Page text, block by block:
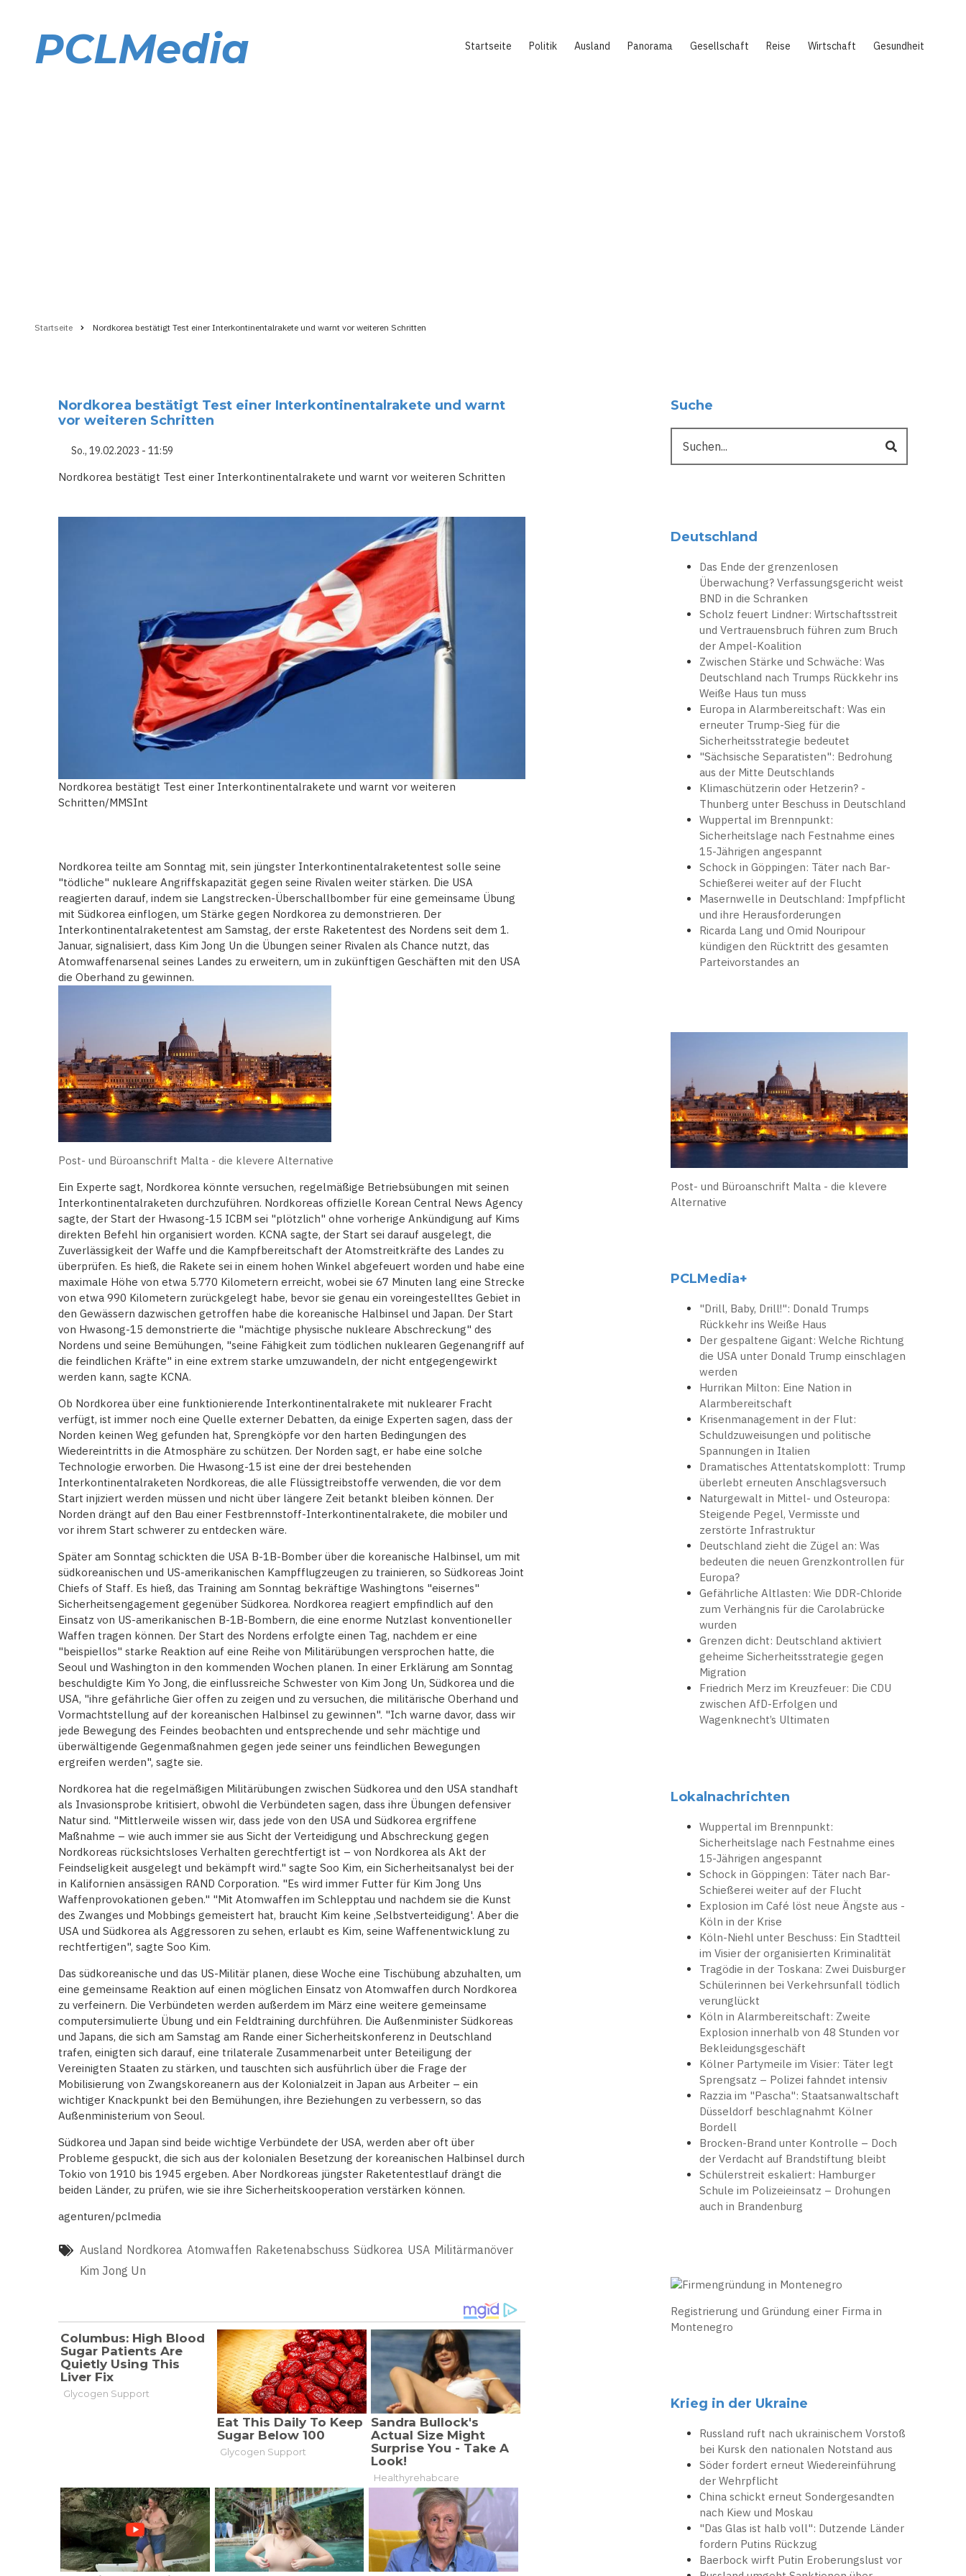
PCLMedia Startseite Politik Ausland Panorama Gesellschaft Reise Wirtschaft Gesundheit
Startseite Nordkorea bestätigt Test einer Interkontinentalrakete und warnt vor weiteren Schritten
Nordkorea bestätigt Test einer Interkontinentalrakete und warnt
vor weiteren Schritten
So., 19.02.2023 - 11:59
Nordkorea bestätigt Test einer Interkontinentalrakete und warnt vor weiteren Schritten
Nordkorea bestätigt Test einer Interkontinentalrakete und warnt vor weiteren
Schritten/MMSInt
Nordkorea teilte am Sonntag mit, sein jüngster Interkontinentalraketentest solle seine
"tödliche" nukleare Angriffskapazität gegen seine Rivalen weiter stärken. Die USA
reagierten darauf, indem sie Langstrecken-Überschallbomber für eine gemeinsame Übung
mit Südkorea einflogen, um Stärke gegen Nordkorea zu demonstrieren. Der
Interkontinentalraketentest am Samstag, der erste Raketentest des Nordens seit dem 1.
Januar, signalisiert, dass Kim Jong Un die Übungen seiner Rivalen als Chance nutzt, das
Atomwaffenarsenal seines Landes zu erweitern, um in zukünftigen Geschäften mit den USA
die Oberhand zu gewinnen.
Post- und Büroanschrift Malta - die klevere Alternative
Ein Experte sagt, Nordkorea könnte versuchen, regelmäßige Betriebsübungen mit seinen
Interkontinentalraketen durchzuführen. Nordkoreas offizielle Korean Central News Agency
sagte, der Start der Hwasong-15 ICBM sei "plötzlich" ohne vorherige Ankündigung auf Kims
direkten Befehl hin organisiert worden. KCNA sagte, der Start sei darauf ausgelegt, die
Zuverlässigkeit der Waffe und die Kampfbereitschaft der Atomstreitkräfte des Landes zu
überprüfen. Es hieß, die Rakete sei in einem hohen Winkel abgefeuert worden und habe eine
maximale Höhe von etwa 5.770 Kilometern erreicht, wobei sie 67 Minuten lang eine Strecke
von etwa 990 Kilometern zurückgelegt habe, bevor sie genau ein voreingestelltes Gebiet in
den Gewässern dazwischen getroffen habe die koreanische Halbinsel und Japan. Der Start
von Hwasong-15 demonstrierte die "mächtige physische nukleare Abschreckung" des
Nordens und seine Bemühungen, "seine Fähigkeit zum tödlichen nuklearen Gegenangriff auf
die feindlichen Kräfte" in eine extrem starke umzuwandeln, der nicht entgegengewirkt
werden kann, sagte KCNA.
Ob Nordkorea über eine funktionierende Interkontinentalrakete mit nuklearer Fracht
verfügt, ist immer noch eine Quelle externer Debatten, da einige Experten sagen, dass der
Norden keinen Weg gefunden hat, Sprengköpfe vor den harten Bedingungen des
Wiedereintritts in die Atmosphäre zu schützen. Der Norden sagt, er habe eine solche
Technologie erworben. Die Hwasong-15 ist eine der drei bestehenden
Interkontinentalraketen Nordkoreas, die alle Flüssigtreibstoffe verwenden, die vor dem
Start injiziert werden müssen und nicht über längere Zeit betankt bleiben können. Der
Norden drängt auf den Bau einer Festbrennstoff-Interkontinentalrakete, die mobiler und
vor ihrem Start schwerer zu entdecken wäre.
Später am Sonntag schickten die USA B-1B-Bomber über die koreanische Halbinsel, um mit
südkoreanischen und US-amerikanischen Kampfflugzeugen zu trainieren, so Südkoreas Joint
Chiefs of Staff. Es hieß, das Training am Sonntag bekräftige Washingtons "eisernes"
Sicherheitsengagement gegenüber Südkorea. Nordkorea reagiert empfindlich auf den
Einsatz von US-amerikanischen B-1B-Bombern, die eine enorme Nutzlast konventioneller
Waffen tragen können. Der Start des Nordens erfolgte einen Tag, nachdem er eine
"beispiellos" starke Reaktion auf eine Reihe von Militärübungen versprochen hatte, die
Seoul und Washington in den kommenden Wochen planen. In einer Erklärung am Sonntag
beschuldigte Kim Yo Jong, die einflussreiche Schwester von Kim Jong Un, Südkorea und die
USA, "ihre gefährliche Gier offen zu zeigen und zu versuchen, die militärische Oberhand und
Vormachtstellung auf der koreanischen Halbinsel zu gewinnen". "Ich warne davor, dass wir
jede Bewegung des Feindes beobachten und entsprechende und sehr mächtige und
überwältigende Gegenmaßnahmen gegen jede seiner uns feindlichen Bewegungen
ergreifen werden", sagte sie.
Nordkorea hat die regelmäßigen Militärübungen zwischen Südkorea und den USA standhaft
als Invasionsprobe kritisiert, obwohl die Verbündeten sagen, dass ihre Übungen defensiver
Natur sind. "Mittlerweile wissen wir, dass jede von den USA und Südkorea ergriffene
Maßnahme – wie auch immer sie aus Sicht der Verteidigung und Abschreckung gegen
Nordkoreas rücksichtsloses Verhalten gerechtfertigt ist – von Nordkorea als Akt der
Feindseligkeit ausgelegt und bekämpft wird." sagte Soo Kim, ein Sicherheitsanalyst bei der
in Kalifornien ansässigen RAND Corporation. "Es wird immer Futter für Kim Jong Uns
Waffenprovokationen geben." "Mit Atomwaffen im Schlepptau und nachdem sie die Kunst
des Zwanges und Mobbings gemeistert hat, braucht Kim keine ‚Selbstverteidigung'. Aber die
USA und Südkorea als Aggressoren zu sehen, erlaubt es Kim, seine Waffenentwicklung zu
rechtfertigen", sagte Soo Kim.
Das südkoreanische und das US-Militär planen, diese Woche eine Tischübung abzuhalten, um
eine gemeinsame Reaktion auf einen möglichen Einsatz von Atomwaffen durch Nordkorea
zu verfeinern. Die Verbündeten werden außerdem im März eine weitere gemeinsame
computersimulierte Übung und ein Feldtraining durchführen. Die Außenminister Südkoreas
und Japans, die sich am Samstag am Rande einer Sicherheitskonferenz in Deutschland
trafen, einigten sich darauf, eine trilaterale Zusammenarbeit unter Beteiligung der
Vereinigten Staaten zu stärken, und tauschten sich ausführlich über die Frage der
Mobilisierung von Zwangskoreanern aus der Kolonialzeit in Japan aus Arbeiter – ein
wichtiger Knackpunkt bei den Bemühungen, ihre Beziehungen zu verbessern, so das
Außenministerium von Seoul.
Südkorea und Japan sind beide wichtige Verbündete der USA, werden aber oft über
Probleme gespuckt, die sich aus der kolonialen Besetzung der koreanischen Halbinsel durch
Tokio von 1910 bis 1945 ergeben. Aber Nordkoreas jüngster Raketentestlauf drängt die
beiden Länder, zu prüfen, wie sie ihre Sicherheitskooperation verstärken können.
agenturen/pclmedia
Ausland Nordkorea Atomwaffen Raketenabschuss Südkorea USA Militärmanöver
Kim Jong Un
Suche
Deutschland
Das Ende der grenzenlosen
Überwachung? Verfassungsgericht weist
BND in die Schranken
Scholz feuert Lindner: Wirtschaftsstreit
und Vertrauensbruch führen zum Bruch
der Ampel-Koalition
Zwischen Stärke und Schwäche: Was
Deutschland nach Trumps Rückkehr ins
Weiße Haus tun muss
Europa in Alarmbereitschaft: Was ein
erneuter Trump-Sieg für die
Sicherheitsstrategie bedeutet
"Sächsische Separatisten": Bedrohung
aus der Mitte Deutschlands
Klimaschützerin oder Hetzerin? -
Thunberg unter Beschuss in Deutschland
Wuppertal im Brennpunkt:
Sicherheitslage nach Festnahme eines
15-Jährigen angespannt
Schock in Göppingen: Täter nach Bar-
Schießerei weiter auf der Flucht
Masernwelle in Deutschland: Impfpflicht
und ihre Herausforderungen
Ricarda Lang und Omid Nouripour
kündigen den Rücktritt des gesamten
Parteivorstandes an
Post- und Büroanschrift Malta - die klevere
Alternative
PCLMedia+
"Drill, Baby, Drill!": Donald Trumps
Rückkehr ins Weiße Haus
Der gespaltene Gigant: Welche Richtung
die USA unter Donald Trump einschlagen
werden
Hurrikan Milton: Eine Nation in
Alarmbereitschaft
Krisenmanagement in der Flut:
Schuldzuweisungen und politische
Spannungen in Italien
Dramatisches Attentatskomplott: Trump
überlebt erneuten Anschlagsversuch
Naturgewalt in Mittel- und Osteuropa:
Steigende Pegel, Vermisste und
zerstörte Infrastruktur
Deutschland zieht die Zügel an: Was
bedeuten die neuen Grenzkontrollen für
Europa?
Gefährliche Altlasten: Wie DDR-Chloride
zum Verhängnis für die Carolabrücke
wurden
Grenzen dicht: Deutschland aktiviert
geheime Sicherheitsstrategie gegen
Migration
Friedrich Merz im Kreuzfeuer: Die CDU
zwischen AfD-Erfolgen und
Wagenknecht’s Ultimaten
Lokalnachrichten
Wuppertal im Brennpunkt:
Sicherheitslage nach Festnahme eines
15-Jährigen angespannt
Schock in Göppingen: Täter nach Bar-
Schießerei weiter auf der Flucht
Explosion im Café löst neue Ängste aus -
Köln in der Krise
Köln-Niehl unter Beschuss: Ein Stadtteil
im Visier der organisierten Kriminalität
Tragödie in der Toskana: Zwei Duisburger
Schülerinnen bei Verkehrsunfall tödlich
verunglückt
Köln in Alarmbereitschaft: Zweite
Explosion innerhalb von 48 Stunden vor
Bekleidungsgeschäft
Kölner Partymeile im Visier: Täter legt
Sprengsatz – Polizei fahndet intensiv
Razzia im "Pascha": Staatsanwaltschaft
Düsseldorf beschlagnahmt Kölner
Bordell
Brocken-Brand unter Kontrolle – Doch
der Verdacht auf Brandstiftung bleibt
Schülerstreit eskaliert: Hamburger
Schule im Polizeieinsatz – Drohungen
auch in Brandenburg
Registrierung und Gründung einer Firma in
Montenegro
Krieg in der Ukraine
Russland ruft nach ukrainischem Vorstoß
bei Kursk den nationalen Notstand aus
Söder fordert erneut Wiedereinführung
der Wehrpflicht
China schickt erneut Sondergesandten
nach Kiew und Moskau
"Das Glas ist halb voll": Dutzende Länder
fordern Putins Rückzug
Baerbock wirft Putin Eroberungslust vor